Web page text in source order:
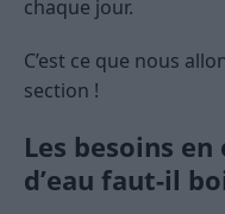
chaque jour.
C’est ce que nous
section !
Les besoins
d’eau faut-il